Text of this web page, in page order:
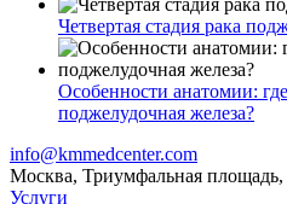
Четвертая стадия рака
Особенности анатомии:
поджелудочная железа?
info@kmmedcenter.com
Москва, Триумфальная площадь,
Услуги